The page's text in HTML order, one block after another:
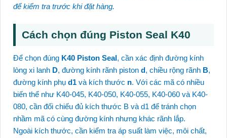
để kiểm tra trước khi đặt hàng.
Cách chọn đúng Piston Seal K40
Để chọn đúng K40 Piston Seal, cần xác định đường kính
lòng xi lanh D, đường kính rãnh piston d, chiều rộng rãnh B,
đường kính phụ d1 và kích thước n. Với các mã có nhiều
biến thể như K40-045, K40-050, K40-055, K40-060 và K40-
080, cần đối chiếu đủ kích thước B và d1 để tránh chọn
nhầm mã có cùng đường kính nhưng khác rãnh lắp.
Ngoài kích thước, cần kiểm tra áp suất làm việc, môi chất,